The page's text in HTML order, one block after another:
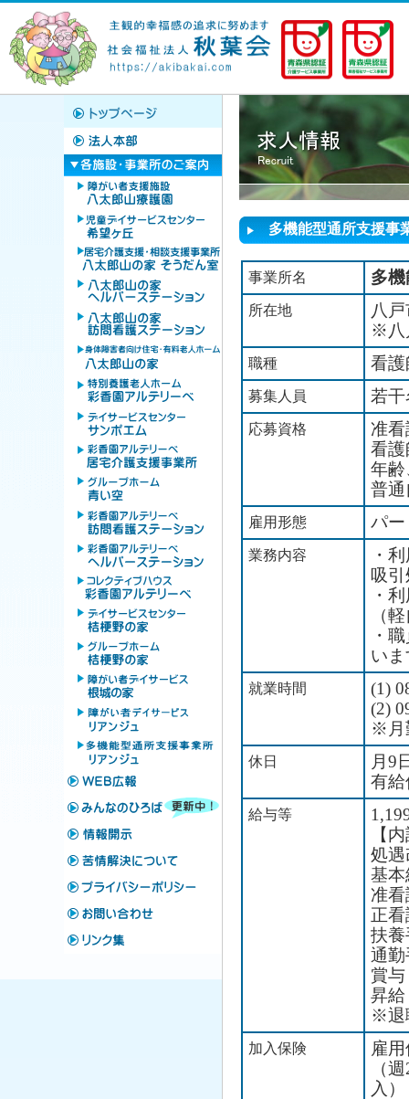
多機能型通所支援
事業所名 多
所在地
八
※八
職種 看
募集人員 若干
応募資格
准
看
年
普
雇用形態 パー
業務内容
・
吸
・
（
・
い
就業時間
(1)
(2)
※月
休日
月9
有
給与等
【
処遇
基
准
正
扶養
通
賞
昇
※退
加入保険
雇
（
入）